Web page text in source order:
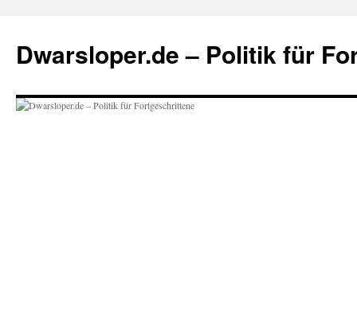
springen
Dwarsloper.de – Politik für